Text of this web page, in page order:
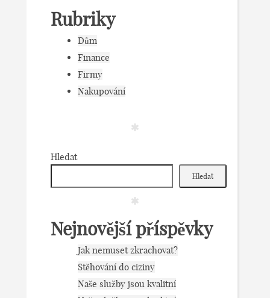
Rubriky
Dům
Finance
Firmy
Nakupování
Hledat
Hledat
Nejnovější příspěvky
Jak nemuset zkrachovat?
Stěhování do ciziny
Naše služby jsou kvalitní